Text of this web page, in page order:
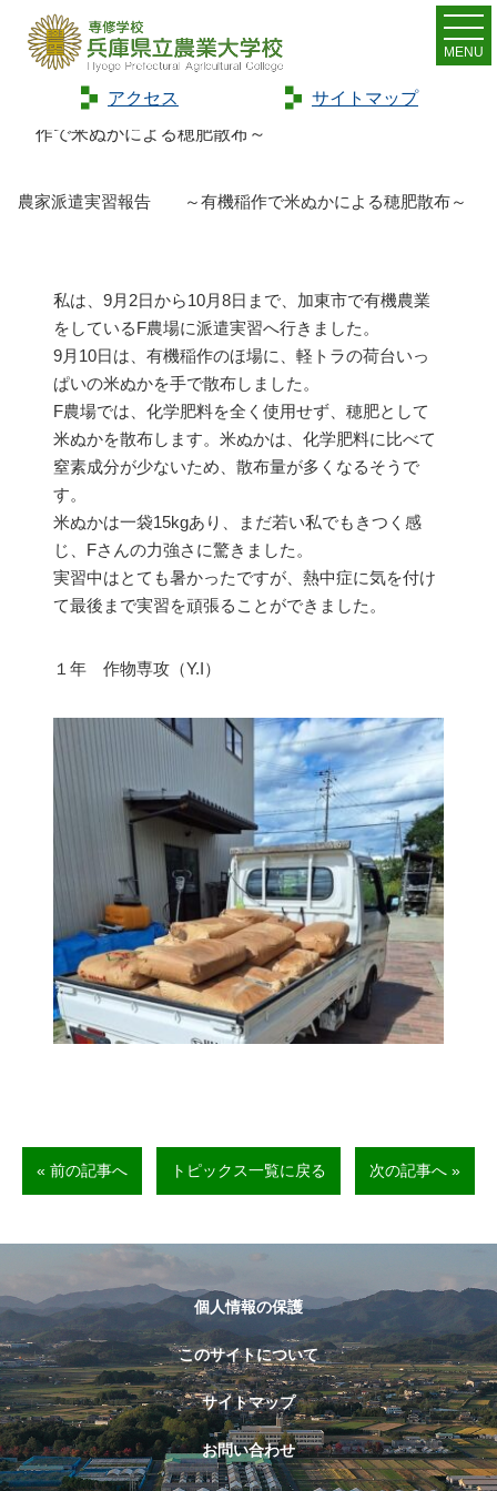
アクセス サイトマップ
MENU
Home> トピックス
農家派遣実習報告 ～有機稲
作で米ぬかによる穂肥散布～
農家派遣実習報告 ～有機稲作で米ぬかによる穂肥散布～
私は、9月2日から10月8日まで、加東市で有機農業
をしているF農場に派遣実習へ行きました。
9月10日は、有機稲作のほ場に、軽トラの荷台いっ
ぱいの米ぬかを手で散布しました。
F農場では、化学肥料を全く使用せず、穂肥として
米ぬかを散布します。米ぬかは、化学肥料に比べて
窒素成分が少ないため、散布量が多くなるそうで
す。
米ぬかは一袋15kgあり、まだ若い私でもきつく感
じ、Fさんの力強さに驚きました。
実習中はとても暑かったですが、熱中症に気を付け
て最後まで実習を頑張ることができました。
１年 作物専攻（Y.I）
« 前の記事へ トピックス一覧に戻る 次の記事へ »
個人情報の保護
このサイトについて
サイトマップ
お問い合わせ